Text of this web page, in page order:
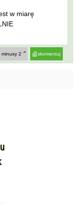
w miarę
skomentuj
minusy 2